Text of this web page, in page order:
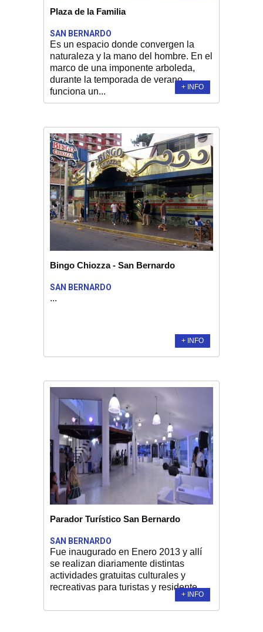
Plaza de la Familia
SAN BERNARDO
Es un espacio donde convergen la
naturaleza y la mano del hombre. En el
marco de una imponente arboleda,
durante la temporada de verano,
funciona un...
+ INFO
Bingo Chiozza - San Bernardo
SAN BERNARDO
...
+ INFO
Parador Turístico San Bernardo
SAN BERNARDO
Fue inaugurado en Enero 2013 y allí
se realizan diariamente distintas
actividades gratuitas culturales y
recreativas para turistas y residente. ...
+ INFO